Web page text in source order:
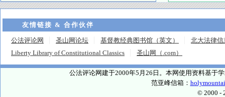
友情链接 & 合作伙伴
公法评论网 圣山网论坛 基督教经典图书馆（英文）
北大法律信
Liberty Library of Constitutional Classics
圣山网（.com）
公法评论网建于2000年5月26日。本网使用资料基于
范亚峰信箱：
© 2000 -